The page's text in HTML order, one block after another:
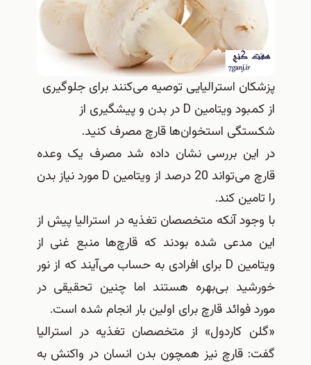
پزشکان استرالیایی توصیه می‌کنند برای جلوگیری
از کمبود ویتامین D در بدن و پیشگیری از
شکستگی استخوان‌ها قارچ مصرف کنید.
در این بررسی نشان داده شد مصرف یک وعده
قارچ می‌تواند 20 درصد از ویتامین D مورد نیاز بدن
را تامین کند.
با وجود آنکه متخصصان تغذیه در استرالیا پیش از
این مدعی شده بودند که قارچ‌ها منبع غنی از
ویتامین D برای افرادی به حساب می‌آیند که از نور
خورشید بی‌بهره هستند اما چنین تحقیقی در
مورد فوائد قارچ برای اولین بار انجام شده است.
«گلن کاردول» از متخصصان تغذیه در استرالیا
گفت: قارچ نیز همچون بدن انسان در واکنش به